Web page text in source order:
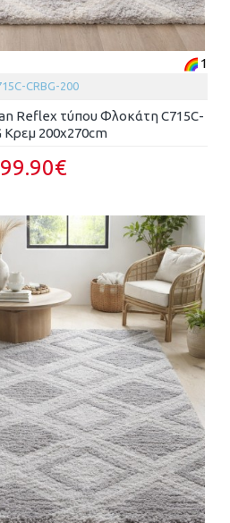
1
CRBG-200
Reflex τύπου Φλοκάτη C715C-
Κρεμ 200x270cm
99.90€